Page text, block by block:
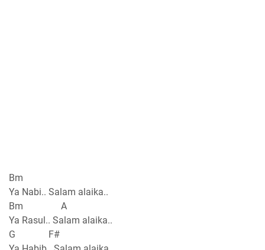
Bm
Ya Nabi.. Salam alaika..
Bm A
Ya Rasul.. Salam alaika..
G F#